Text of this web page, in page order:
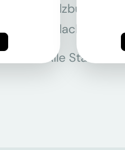
Salzburg
Villach
Alle Standorte